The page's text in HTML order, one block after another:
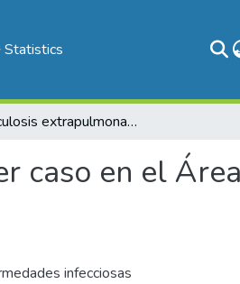
Statistics
Tuberculosis extrapulmonar en embarazada. Primer caso en el Área de Salud de Pavas
caso en el
infecciosas